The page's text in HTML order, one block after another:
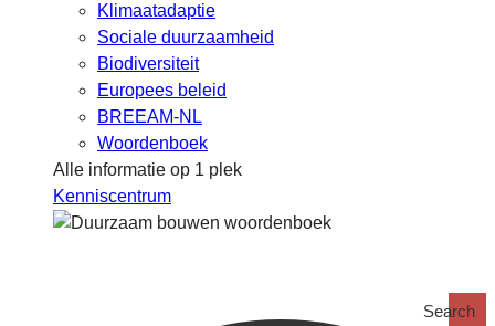
Klimaatadaptie
Sociale duurzaamheid
Biodiversiteit
Europees beleid
BREEAM-NL
Woordenboek
Alle informatie op 1 plek
Kenniscentrum
Search